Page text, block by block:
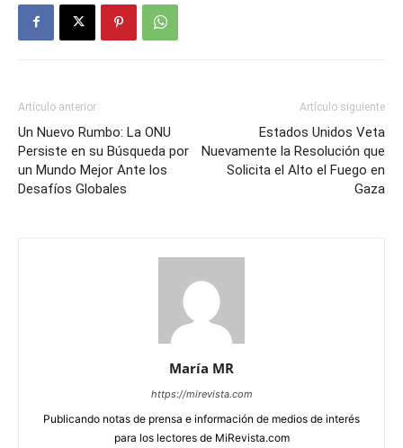
Artículo anterior
Un Nuevo Rumbo: La ONU
Persiste en su Búsqueda por
un Mundo Mejor Ante los
Desafíos Globales
Artículo siguiente
Estados Unidos Veta
Nuevamente la Resolución que
Solicita el Alto el Fuego en
Gaza
María MR
https://mirevista.com
Publicando notas de prensa e información de medios de interés
para los lectores de MiRevista.com